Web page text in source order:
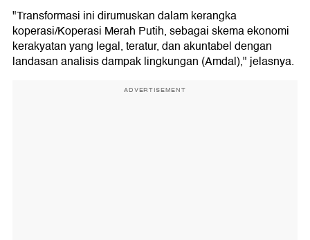
"Transformasi ini dirumuskan dalam kerangka
koperasi/Koperasi Merah Putih, sebagai skema ekonomi
kerakyatan yang legal, teratur, dan akuntabel dengan
landasan analisis dampak lingkungan (Amdal)," jelasnya.
ADVERTISEMENT